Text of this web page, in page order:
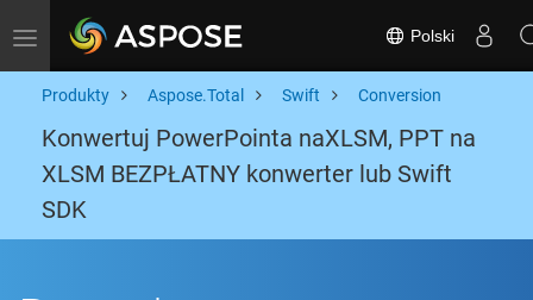
Toggle navigation Polski
Produkty Aspose.Total Swift Conversion
Konwertuj PowerPointa naXLSM, PPT na
XLSM BEZPŁATNY konwerter lub Swift
SDK